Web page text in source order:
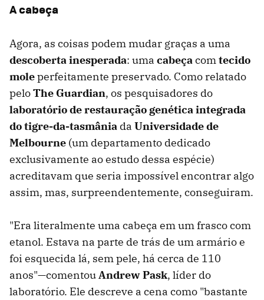
A cabeça
Agora, as coisas podem mudar graças a uma
descoberta inesperada: uma cabeçacomtecido
moleperfeitamente preservado. Como relatado
peloThe Guardian, os pesquisadores do
laboratório de restauração genética integrada
do tigre-da-tasmânia da Universidade de
Melbourne (um departamento dedicado
exclusivamente ao estudo dessa espécie)
acreditavam que seria impossível encontrar algo
assim, mas, surpreendentemente, conseguiram.
"Era literalmente uma cabeça em um frasco com
etanol. Estava na parte de trás de um armário e
foi esquecida lá, sem pele, há cerca de 110
anos"—comentouAndrew Pask, líder do
laboratório. Ele descreve a cena como "bastante